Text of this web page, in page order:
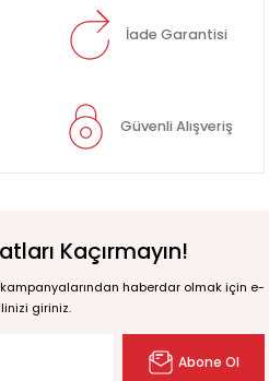
İade Garantisi
Güvenli Alışveriş
Kaçırmayın!
haberdar olmak için e-
giriniz.
Abone Ol